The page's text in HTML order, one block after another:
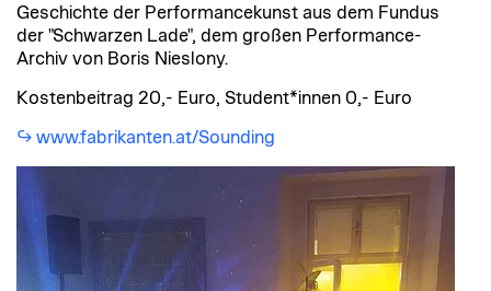
Geschichte der Performancekunst aus dem Fundus
der "Schwarzen Lade", dem großen Performance-
Archiv von Boris Nieslony.
Kostenbeitrag 20,- Euro, Student*innen 0,- Euro
www.fabrikanten.at/Sounding